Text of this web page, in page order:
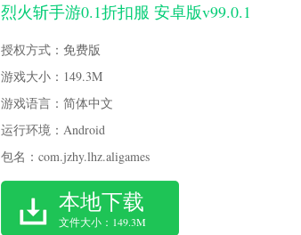
烈火斩手游0.1折扣服 安卓版v99.0.1
授权方式：免费版
游戏大小：149.3M
游戏语言：简体中文
运行环境：Android
包名：com.jzhy.lhz.aligames
本地下载
文件大小：149.3M